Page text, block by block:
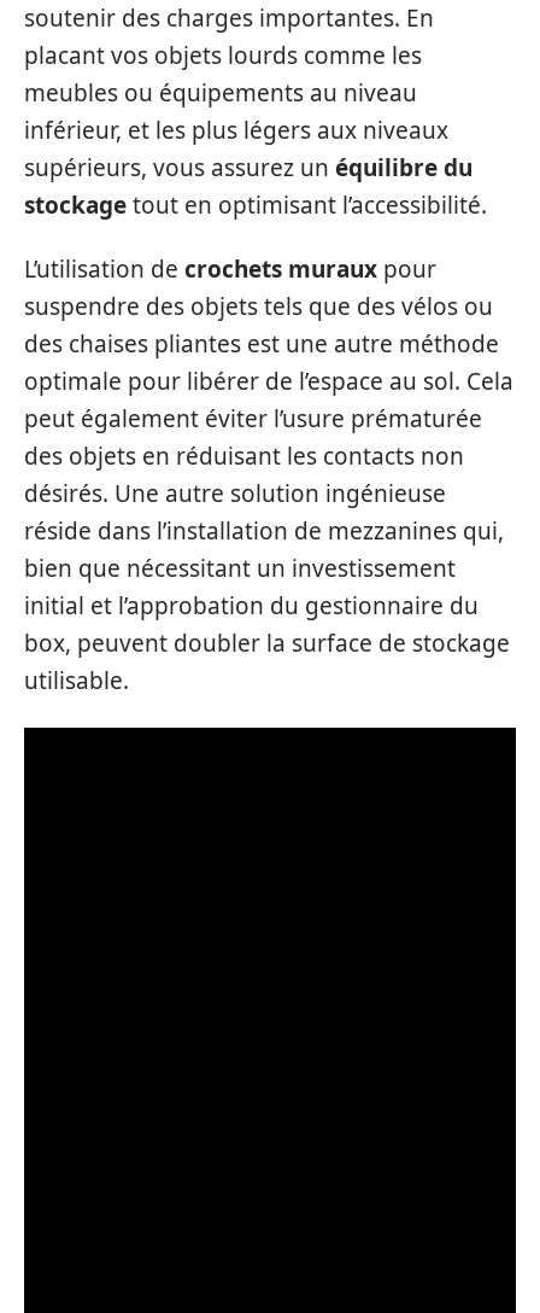
soutenir des charges importantes. En
placant vos objets lourds comme les
meubles ou équipements au niveau
inférieur, et les plus légers aux niveaux
supérieurs, vous assurez un équilibre du
stockagetout en optimisant l’accessibilité.
L’utilisation de crochets muraux pour
suspendre des objets tels que des vélos ou
des chaises pliantes est une autre méthode
optimale pour libérer de l’espace au sol. Cela
peut également éviter l’usure prématurée
des objets en réduisant les contacts non
désirés. Une autre solution ingénieuse
réside dans l’installation de mezzanines qui,
bien que nécessitant un investissement
initial et l’approbation du gestionnaire du
box, peuvent doubler la surface de stockage
utilisable.